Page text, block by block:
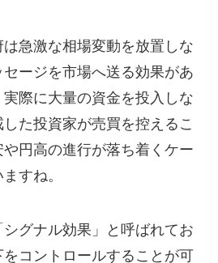
急激な相場変動を放置しな
ージを市場へ送る効果があ
際に大量の資金を投入しな
た投資家が売買を控えるこ
円高の進行が落ち着くケー
すね。
グナル効果」と呼ばれてお
をコントロールすることが可